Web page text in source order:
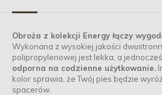
Obroża z kolekcji Energy łączy
Wykonana z wysokiej jakości
polipropylenowej jest lekka, a
odporna na codzienne użytkowanie.
kolor sprawia, że Twój pies będzie
spacerów.